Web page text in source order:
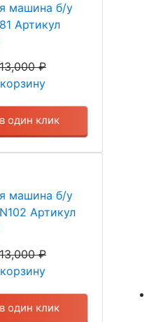
машина б/у
Артикул
13,000₽
один клик
машина б/у
Артикул
13,000₽
один клик